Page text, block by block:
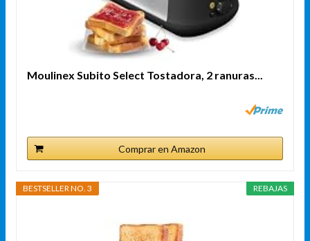
Moulinex Subito Select Tostadora, 2 ranuras...
Comprar en Amazon
REBAJAS
BESTSELLER NO. 3